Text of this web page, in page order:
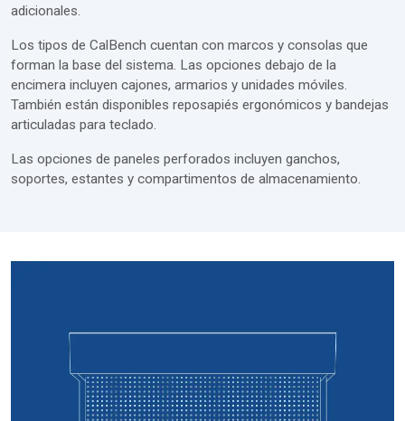
adicionales.
Los tipos de CalBench cuentan con marcos y consolas que
forman la base del sistema. Las opciones debajo de la
encimera incluyen cajones, armarios y unidades móviles.
También están disponibles reposapiés ergonómicos y bandejas
articuladas para teclado.
Las opciones de paneles perforados incluyen ganchos,
soportes, estantes y compartimentos de almacenamiento.